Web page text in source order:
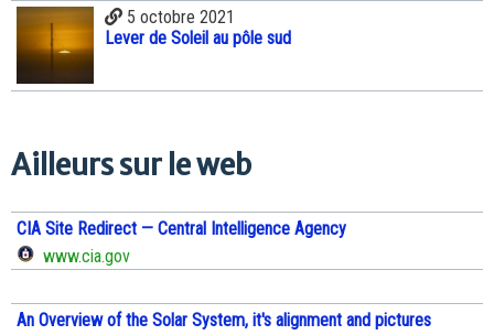
5 octobre 2021
Lever de Soleil au pôle sud
Ailleurs sur le web
CIA Site Redirect — Central Intelligence Agency
www.cia.gov
An Overview of the Solar System, it's alignment and pictures